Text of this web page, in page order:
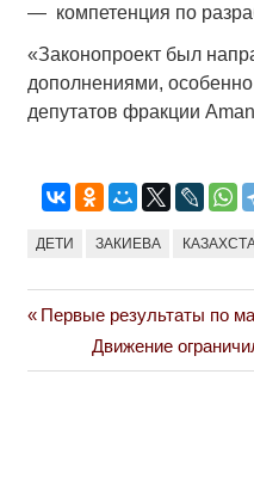
— компетенция по
«Законопроект был
дополнениями,
депутатов фракции
ДЕТИ ЗАКИЕВА
Навигация
по
Previous
Первые результаты по
Next
Post:
Движение